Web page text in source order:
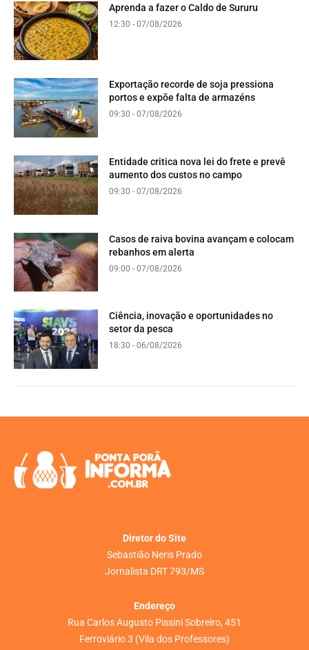
Aprenda a fazer o Caldo de Sururu
12:30 - 07/08/2026
Exportação recorde de soja pressiona
portos e expõe falta de armazéns
09:30 - 07/08/2026
Entidade critica nova lei do frete e prevê
aumento dos custos no campo
09:30 - 07/08/2026
Casos de raiva bovina avançam e colocam
rebanhos em alerta
09:00 - 07/08/2026
Ciência, inovação e oportunidades no
setor da pesca
18:30 - 06/08/2026
Diretor do Site
Sebastião Neris Prado
Jornalista DRT 793/MS
Endereço
Rua Carlos Augusto Pissini Sobreiro, 451
Ferroviário 3 (Vila dos Professores)